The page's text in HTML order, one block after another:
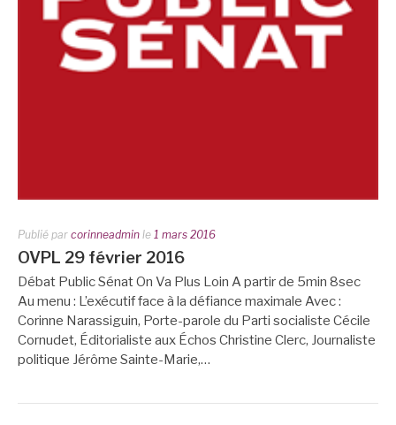
Publié par corinneadmin le 1 mars 2016
OVPL 29 février 2016
Débat Public Sénat On Va Plus Loin A partir de 5min 8sec
Au menu : L’exécutif face à la défiance maximale Avec :
Corinne Narassiguin, Porte-parole du Parti socialiste Cécile
Cornudet, Éditorialiste aux Échos Christine Clerc, Journaliste
politique Jérôme Sainte-Marie,…